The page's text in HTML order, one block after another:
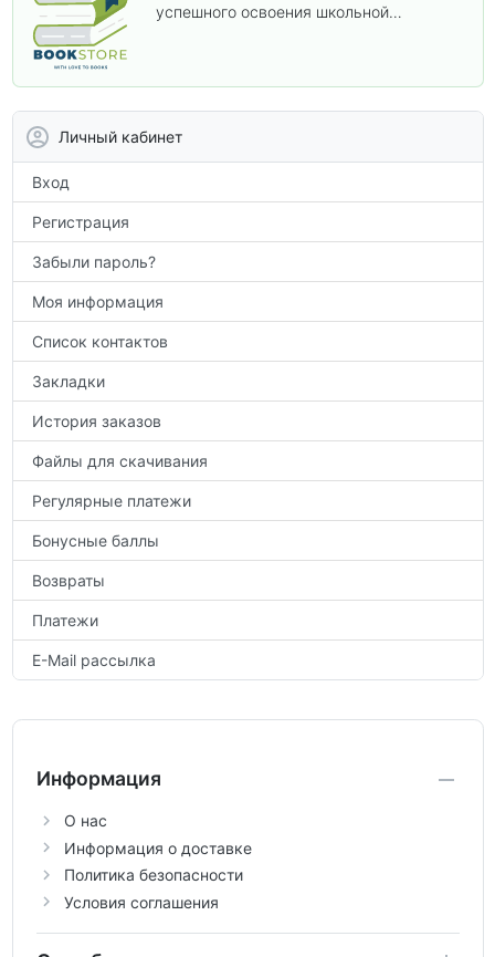
успешного освоения школьной
Личный кабинет
Вход
Регистрация
Забыли пароль?
Моя информация
Список контактов
Закладки
История заказов
Файлы для скачивания
Регулярные платежи
Бонусные баллы
Возвраты
Платежи
E-Mail рассылка
Информация
О нас
Информация о доставке
Политика безопасности
Условия соглашения